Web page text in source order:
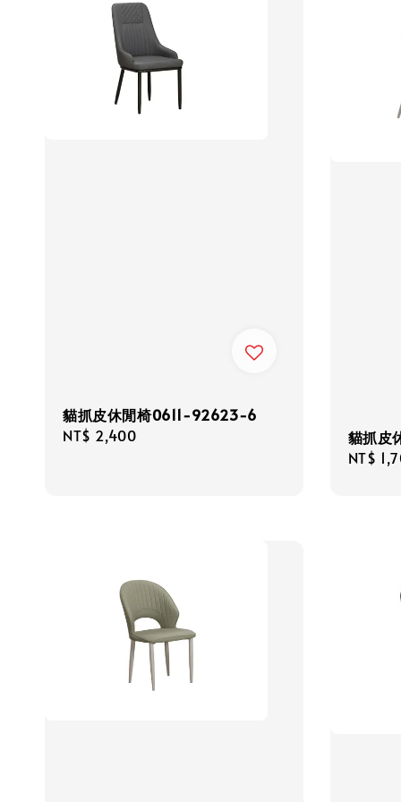
貓抓皮休閒椅0611-92623-6
Regular
NT$ 2,400
貓抓皮
NT$